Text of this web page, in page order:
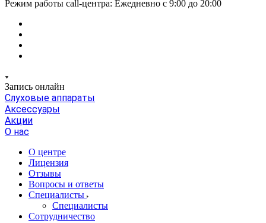
Режим работы call-центра: Ежедневно с 9:00 до 20:00
Запись онлайн
Слуховые аппараты
Аксессуары
Акции
О нас
О центре
Лицензия
Отзывы
Вопросы и ответы
Специалисты
Специалисты
Сотрудничество